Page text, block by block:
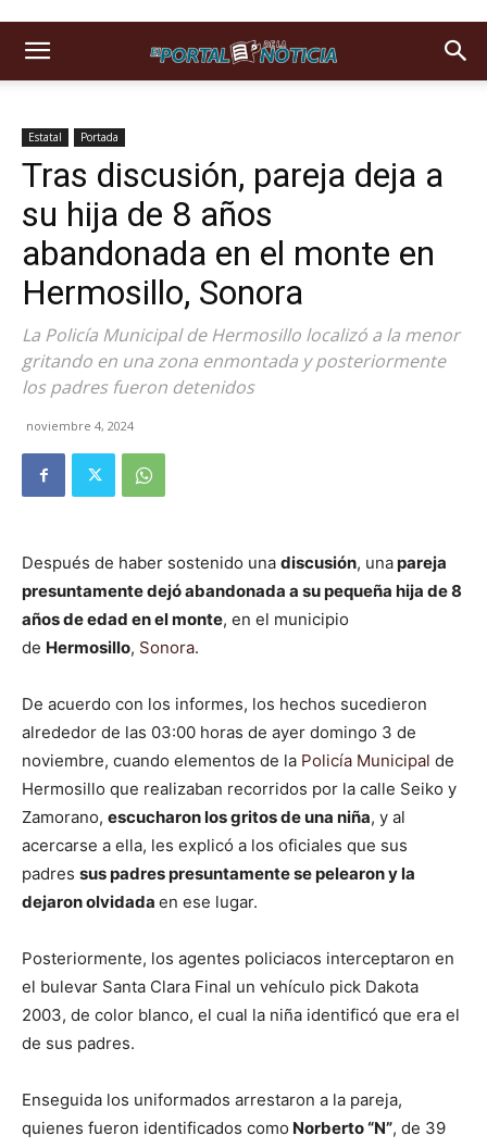
Estatal Portada
Tras discusión, pareja deja a
su hija de 8 años
abandonada en el monte en
Hermosillo, Sonora
La Policía Municipal de Hermosillo localizó a la menor
gritando en una zona enmontada y posteriormente
los padres fueron detenidos
noviembre 4, 2024
Después de haber sostenido una discusión, unapareja
presuntamente dejó abandonada a su pequeña hija de 8
años de edad en el monte, en el municipio
de Hermosillo, Sonora.
De acuerdo con los informes, los hechos sucedieron
alrededor de las 03:00 horas de ayer domingo 3 de
noviembre, cuando elementos de la Policía Municipal de
Hermosillo que realizaban recorridos por la calle Seiko y
Zamorano, escucharon los gritos de una niña, y al
acercarse a ella, les explicó a los oficiales que sus
padres sus padres presuntamente se pelearon y la
dejaron olvidada en ese lugar.
Posteriormente, los agentes policiacos interceptaron en
el bulevar Santa Clara Final un vehículo pick Dakota
2003, de color blanco, el cual la niña identificó que era el
de sus padres.
Enseguida los uniformados arrestaron a la pareja,
quienes fueron identificados como Norberto “N”, de 39